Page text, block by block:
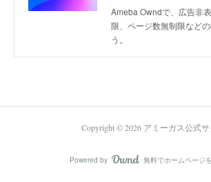
Ameba Owndで、広告非
限、ページ数無制限など
う。
Copyright ©2026 アミーガス公式サ
Powered by AmebaOwnd
無料でホームページ